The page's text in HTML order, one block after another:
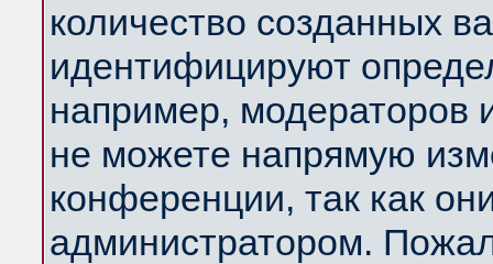
количество созданных
идентифицируют
например, модераторов
не можете напрямую
конференции, так как
администратором.